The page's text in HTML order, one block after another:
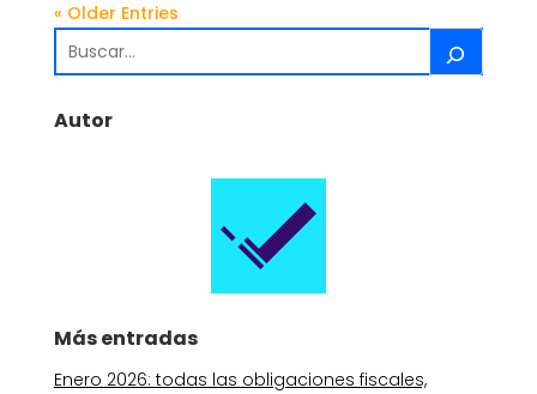
« Older Entries
Autor
Más entradas
Enero 2026: todas las obligaciones fiscales,